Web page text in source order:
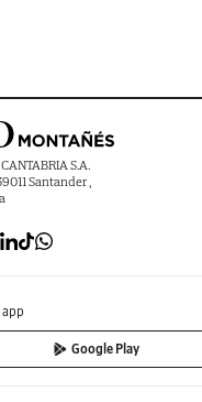
S.A.
Santander ,
app
Google Play